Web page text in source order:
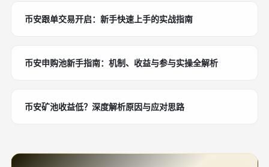
币安跟单交易开启：新手快速上手的实战指南
币安申购池新手指南：机制、收益与参与实操全解析
币安矿池收益低？深度解析原因与应对思路